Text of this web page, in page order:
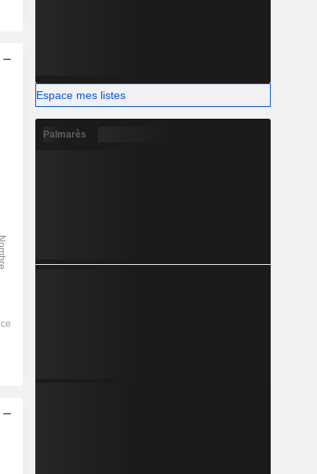
Espace mes listes
Palmarès